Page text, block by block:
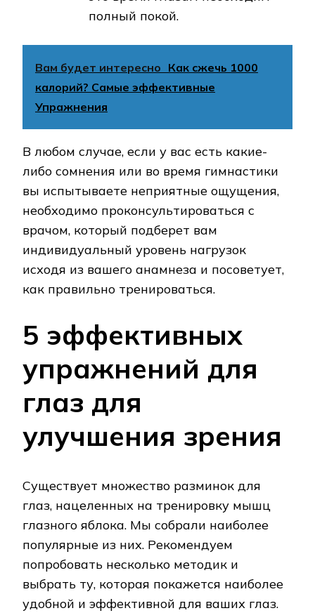
полный покой.
Вам будет интересно Как сжечь 1000
калорий? Самые эффективные
Упражнения
В любом случае, если у вас есть какие-
либо сомнения или во время гимнастики
вы испытываете неприятные ощущения,
необходимо проконсультироваться с
врачом, который подберет вам
индивидуальный уровень нагрузок
исходя из вашего анамнеза и посоветует,
как правильно тренироваться.
5 эффективных
упражнений для
глаз для
улучшения зрения
Существует множество разминок для
глаз, нацеленных на тренировку мышц
глазного яблока. Мы собрали наиболее
популярные из них. Рекомендуем
попробовать несколько методик и
выбрать ту, которая покажется наиболее
удобной и эффективной для ваших глаз.